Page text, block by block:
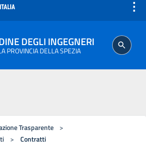
⋮
DEGLI INGEGNERI
PROVINCIA DELLA SPEZIA
Trasparente
>
> Contratti